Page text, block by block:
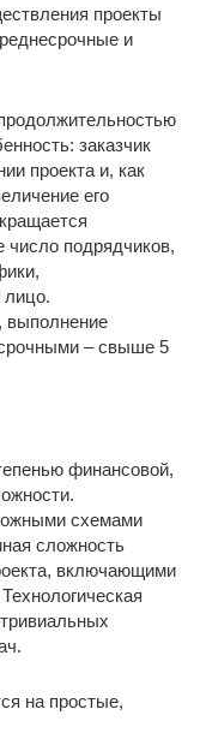
проекты
и
заказчик
проекта и, как
его
число подрядчиков,
лицо.
выполнение
– свыше 5
финансовой,
схемами
сложность
включающими
на простые,